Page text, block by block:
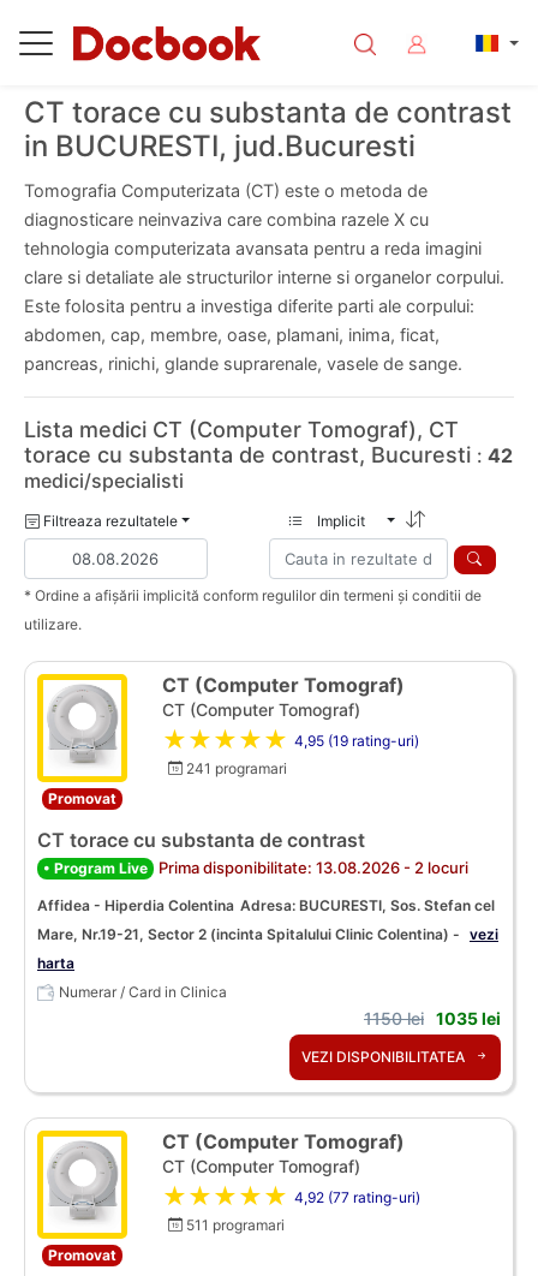
CT torace cu substanta de contrast
in BUCURESTI, jud.Bucuresti
Tomografia Computerizata (CT) este o metoda de
diagnosticare neinvaziva care combina razele X cu
tehnologia computerizata avansata pentru a reda imagini
clare si detaliate ale structurilor interne si organelor corpului.
Este folosita pentru a investiga diferite parti ale corpului:
abdomen, cap, membre, oase, plamani, inima, ficat,
pancreas, rinichi, glande suprarenale, vasele de sange.
Lista medici CT (Computer Tomograf), CT
torace cu substanta de contrast, Bucuresti : 42
medici/specialisti
Filtreaza rezultatele Implicit
* Ordine a afișării implicită conform regulilor din termeni și conditii de
utilizare.
Promovat
CT (Computer Tomograf)
CT (Computer Tomograf)
★★★★★ 4,95 (19 rating-uri)
241 programari
CT torace cu substanta de contrast
• Program Live Prima disponibilitate: 13.08.2026 - 2 locuri
Affidea - Hiperdia Colentina Adresa: BUCURESTI, Sos. Stefan cel
Mare, Nr.19-21, Sector 2 (incinta Spitalului Clinic Colentina) - vezi
harta
Numerar / Card in Clinica
1150 lei 1035 lei
VEZI DISPONIBILITATEA
Promovat
CT (Computer Tomograf)
CT (Computer Tomograf)
★★★★★ 4,92 (77 rating-uri)
511 programari